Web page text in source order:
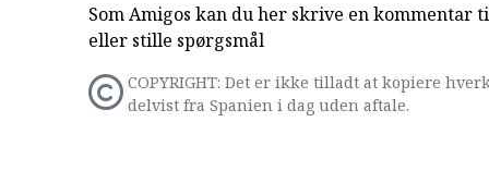
Som Amigos kan du her skrive en kommentar
eller stille spørgsmål
COPYRIGHT: Det er ikke tilladt at kopiere
delvist fra Spanien i dag uden aftale.